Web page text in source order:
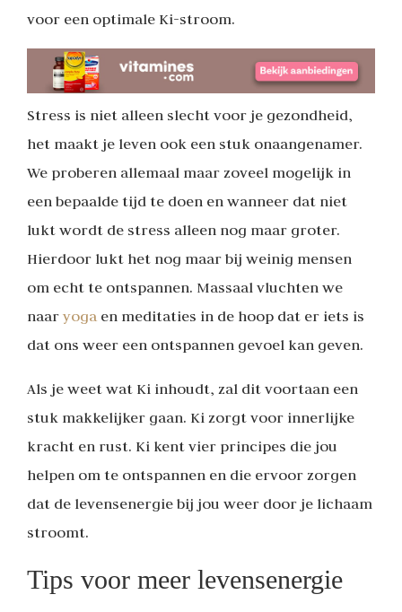
voor een optimale Ki-stroom.
Stress is niet alleen slecht voor je gezondheid,
het maakt je leven ook een stuk onaangenamer.
We proberen allemaal maar zoveel mogelijk in
een bepaalde tijd te doen en wanneer dat niet
lukt wordt de stress alleen nog maar groter.
Hierdoor lukt het nog maar bij weinig mensen
om echt te ontspannen. Massaal vluchten we
naar yoga en meditaties in de hoop dat er iets is
dat ons weer een ontspannen gevoel kan geven.
Als je weet wat Ki inhoudt, zal dit voortaan een
stuk makkelijker gaan. Ki zorgt voor innerlijke
kracht en rust. Ki kent vier principes die jou
helpen om te ontspannen en die ervoor zorgen
dat de levensenergie bij jou weer door je lichaam
stroomt.
Tips voor meer levensenergie